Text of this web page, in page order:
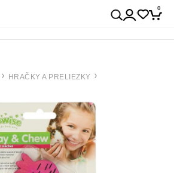
0
HRAČKY A PRELIEZKY